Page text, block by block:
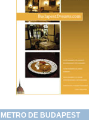
METRO DE BUDAPEST